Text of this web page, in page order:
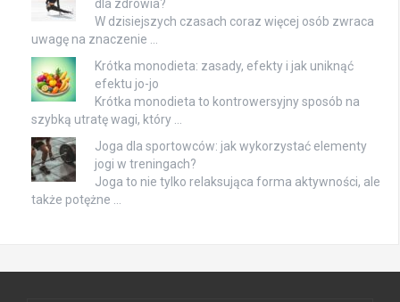
dla zdrowia?
W dzisiejszych czasach coraz więcej osób zwraca
uwagę na znaczenie …
Krótka monodieta: zasady, efekty i jak uniknąć
efektu jo-jo
Krótka monodieta to kontrowersyjny sposób na
szybką utratę wagi, który …
Joga dla sportowców: jak wykorzystać elementy
jogi w treningach?
Joga to nie tylko relaksująca forma aktywności, ale
także potężne …